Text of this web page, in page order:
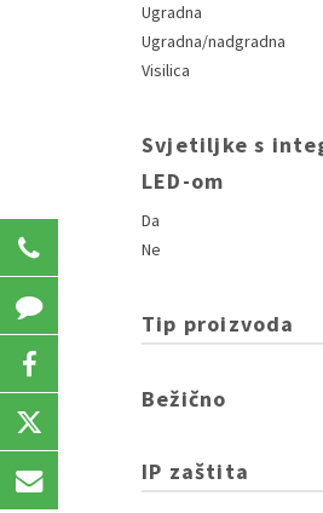
Ugradna
Ugradna/nadgradna
Visilica
Svjetiljke s
LED-om
Da
Ne
Tip proizvoda
Bežično
IP zaštita
031 207 723